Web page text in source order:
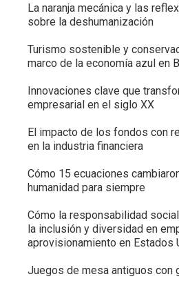
La naranja mecánica y las
sobre la deshumanización
Turismo sostenible y
marco de la economía azul en
Innovaciones clave que
empresarial en el siglo XX
El impacto de los fondos con
en la industria financiera
Cómo 15 ecuaciones
humanidad para siempre
Cómo la responsabilidad
la inclusión y diversidad en
aprovisionamiento en Estados
Juegos de mesa antiguos con